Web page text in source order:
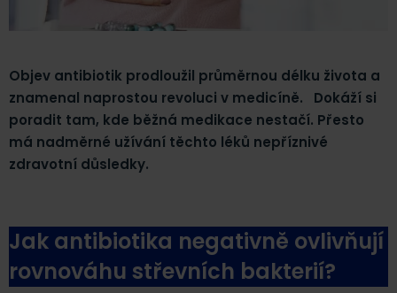
Objev antibiotik prodloužil průměrnou délku života a
znamenal naprostou revoluci v medicíně. Dokáží si
poradit tam, kde běžná medikace nestačí. Přesto
má nadměrné užívání těchto léků nepříznivé
zdravotní důsledky.
Jak antibiotika negativně ovlivňují
rovnováhu střevních bakterií?